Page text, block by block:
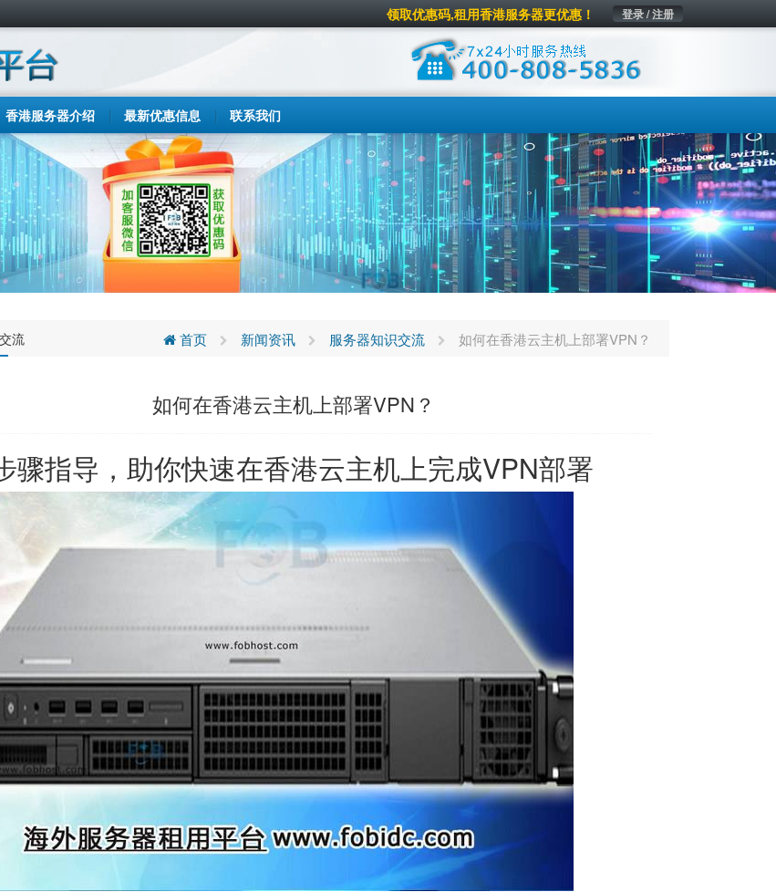
登录 / 注册
领取优惠码,租用香港服务器更优惠！
香港服务器介绍 最新优惠信息 联系我们
流 首页 新闻资讯 服务器知识交流 如何在香港云主机上部署VPN？
如何在香港云主机上部署VPN？
骤指导，助你快速在香港云主机上完成VPN部署